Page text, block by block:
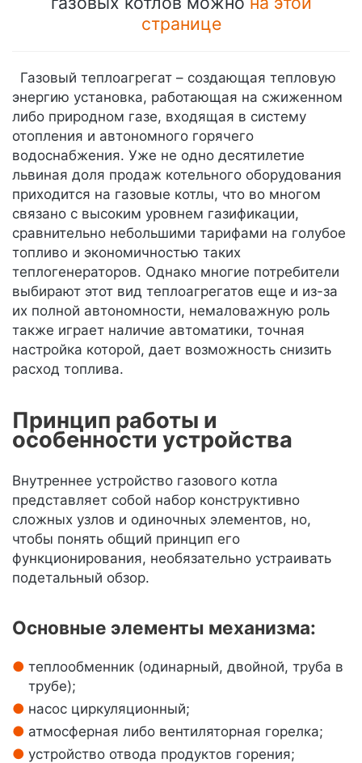
странице
Газовый теплоагрегат – создающая тепловую
энергию установка, работающая на сжиженном
либо природном газе, входящая в систему
отопления и автономного горячего
водоснабжения. Уже не одно десятилетие
львиная доля продаж котельного оборудования
приходится на газовые котлы, что во многом
связано с высоким уровнем газификации,
сравнительно небольшими тарифами на голубое
топливо и экономичностью таких
теплогенераторов. Однако многие потребители
выбирают этот вид теплоагрегатов еще и из-за
их полной автономности, немаловажную роль
также играет наличие автоматики, точная
настройка которой, дает возможность снизить
расход топлива.
Принцип работы и
особенности устройства
Внутреннее устройство газового котла
представляет собой набор конструктивно
сложных узлов и одиночных элементов, но,
чтобы понять общий принцип его
функционирования, необязательно устраивать
подетальный обзор.
Основные элементы механизма:
теплообменник (одинарный, двойной, труба в
трубе);
насос циркуляционный;
атмосферная либо вентиляторная горелка;
устройство отвода продуктов горения;